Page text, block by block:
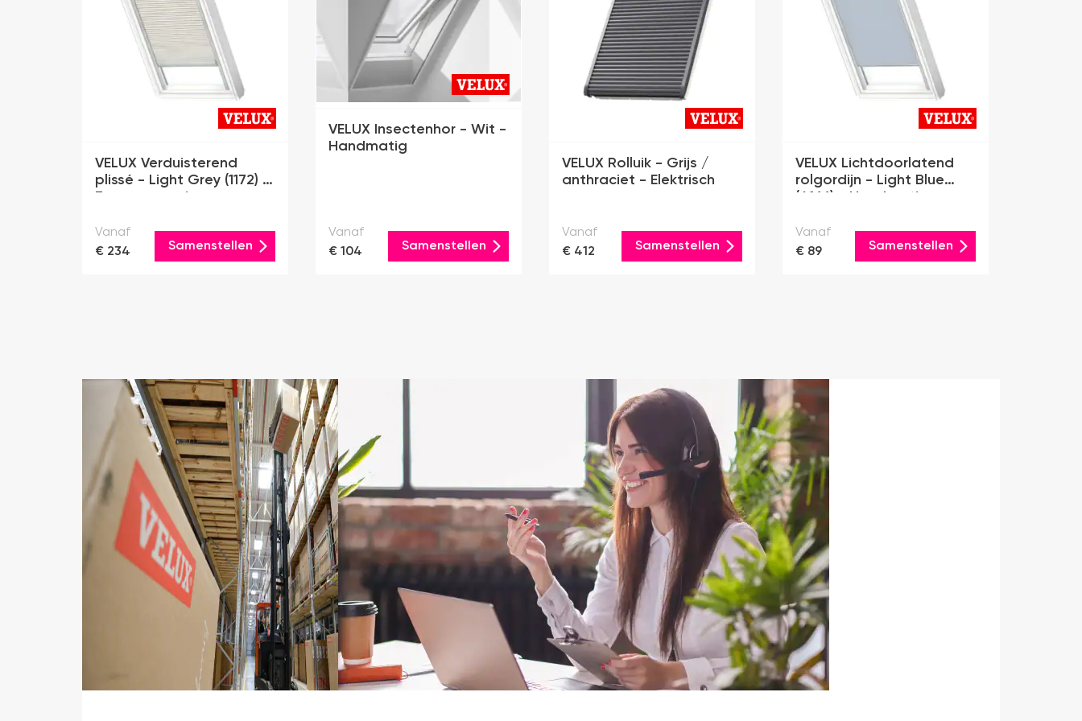
VELUX Verduisterend
plissé - Light Grey (1172) -
Zonne-energie
Vanaf
€ 234
Samenstellen
VELUX Insectenhor - Wit -
Handmatig
Vanaf
€ 104
Samenstellen
VELUX Rolluik - Grijs /
anthraciet - Elektrisch
Vanaf
€ 412
Samenstellen
VELUX Lichtdoorlatend
rolgordijn - Light Blue
(4166) - Handmatig
Vanaf
€ 89
Samenstellen